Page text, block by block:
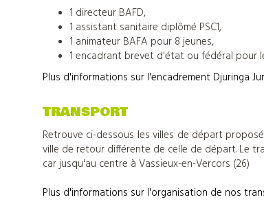
centres
d'hébergements
Informations
pratiques
1 directeur BAFD,
1 assistant sanitaire diplômé PSC1,
1 animateur BAFA pour 8 jeunes,
1 encadrant brevet d'état ou fédéral pour
Plus d'informations sur l'encadrement Djuringa
TRANSPORT
Retrouve ci-dessous les villes de départ
ville de retour différente de celle de départ. Le
car jusqu'au centre à Vassieux-en-Vercors (26)
Plus d'informations sur l'organisation de nos